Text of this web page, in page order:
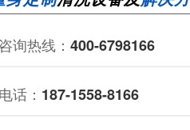
询热线： 400-6798166
话： 187-1558-8166